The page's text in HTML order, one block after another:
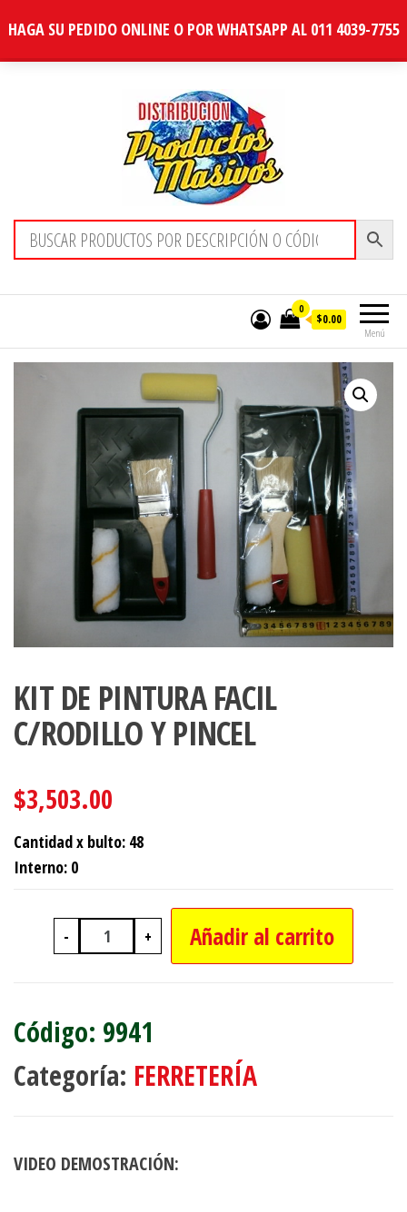
HAGA SU PEDIDO ONLINE O POR WHATSAPP AL 011 4039-7755
Distribucion Masiva
Menú
0
$0.00
KIT DE PINTURA FACIL
C/RODILLO Y PINCEL
$3,503.00
Cantidad x bulto: 48
Interno: 0
-
KIT DE PINTURA FACIL C/RODILLO
+ Añadir al carrito
9941
Categoría: FERRETERÍA
VIDEO DEMOSTRACIÓN: